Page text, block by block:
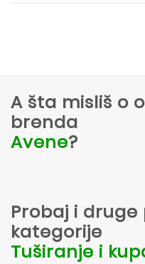
A šta misliš o
brenda
Avene?
Probaj i druge
kategorije
Tuširanje i